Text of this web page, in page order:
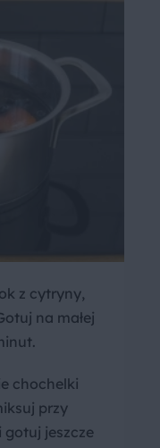
z cytryny,
na małej
chochelki
przy
gotuj jeszcze